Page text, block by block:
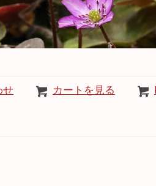
せ カートを見る